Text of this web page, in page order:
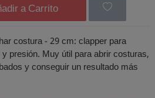
a Carrito
costura - 29 cm: clapper para
presión. Muy útil para abrir costuras,
y conseguir un resultado más